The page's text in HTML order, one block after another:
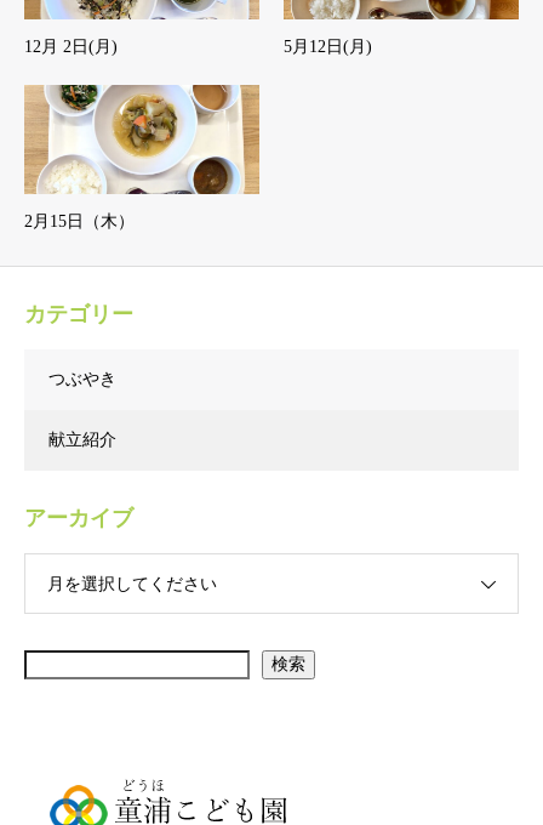
12月 2日(月) 5月12日(月)
2月15日（木）
カテゴリー
つぶやき
献立紹介
アーカイブ
月を選択してください
検索